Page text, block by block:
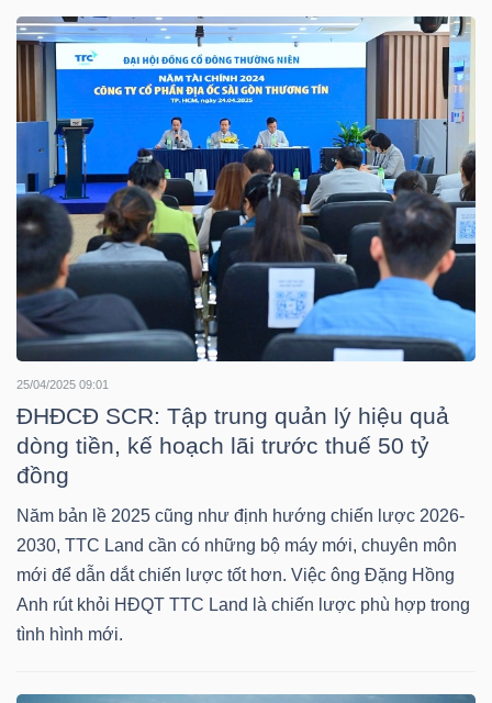
25/04/2025 09:01
ĐHĐCĐ SCR: Tập trung quản lý hiệu quả
dòng tiền, kế hoạch lãi trước thuế 50 tỷ
đồng
Năm bản lề 2025 cũng như định hướng chiến lược 2026-
2030, TTC Land cần có những bộ máy mới, chuyên môn
mới để dẫn dắt chiến lược tốt hơn. Việc ông Đặng Hồng
Anh rút khỏi HĐQT TTC Land là chiến lược phù hợp trong
tình hình mới.
DOANH
NGHIỆP
BẤT
ĐỘNG
SẢN
HÀNG
HÓA
KINH